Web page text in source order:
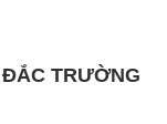
TRƯỜNG